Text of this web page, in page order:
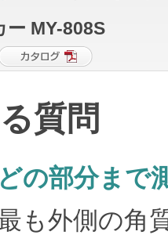
MY-808S
質問
の部分まで
も外側の角